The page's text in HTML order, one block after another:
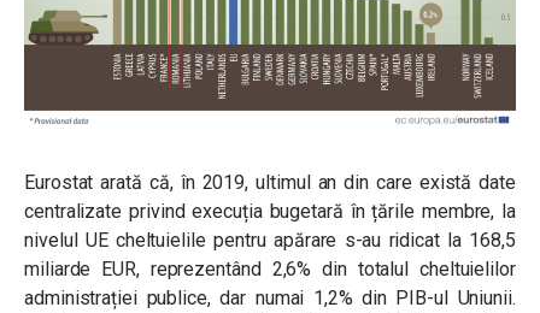
Eurostat arată că, în 2019, ultimul an din care există date
centralizate privind execuția bugetară în țările membre, la
nivelul UE cheltuielile pentru apărare s-au ridicat la 168,5
miliarde EUR, reprezentând 2,6% din totalul cheltuielilor
administrației publice, dar numai 1,2% din PIB-ul Uniunii.